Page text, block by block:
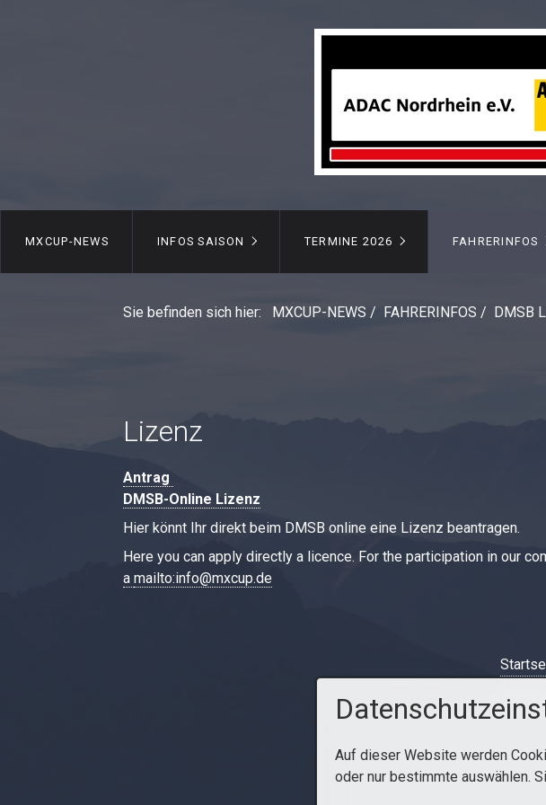
MXCUP-NEWS INFOS SAISON TERMINE 2026 FAHRERINFOS
Sie befinden sich hier: MXCUP-NEWS / FAHRERINFOS / DMSB
Lizenz
Antrag
DMSB-Online Lizenz
Hier könnt Ihr direkt beim DMSB online eine Lizenz beantragen.
Here you can apply directly a licence. For the participation in our
a mailto:info@mxcup.de
© 2014
Auf dieser Website werden
oder nur bestimmte auswählen.